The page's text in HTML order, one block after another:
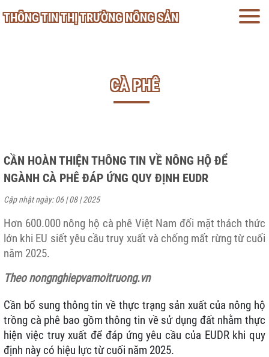
THÔNG TIN THỊ TRƯỜNG NÔNG SẢN
CÀ PHÊ
CẦN HOÀN THIỆN THÔNG TIN VỀ NÔNG HỘ ĐỂ
NGÀNH CÀ PHÊ ĐÁP ỨNG QUY ĐỊNH EUDR
Cập nhật ngày: 06 | 08 | 2025
Hơn 600.000 nông hộ cà phê Việt Nam đối mặt thách thức
lớn khi EU siết yêu cầu truy xuất và chống mất rừng từ cuối
năm 2025.
Theo nongnghiepvamoitruong.vn
Cần bổ sung thông tin về thực trạng sản xuất của nông hộ
trồng cà phê bao gồm thông tin về sử dụng đất nhằm thực
hiện việc truy xuất để đáp ứng yêu cầu của EUDR khi quy
định này có hiệu lực từ cuối năm 2025.